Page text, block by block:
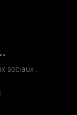
sociaux :